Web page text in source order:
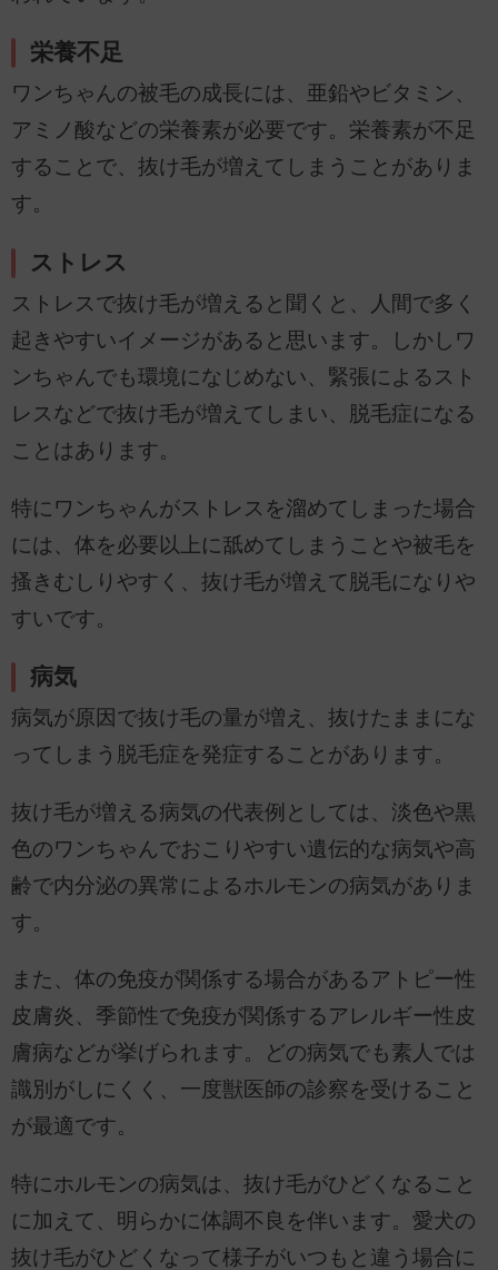
栄養不足
ワンちゃんの被毛の成長には、亜鉛やビタミン、
アミノ酸などの栄養素が必要です。栄養素が不足
することで、抜け毛が増えてしまうことがありま
す。
ストレス
ストレスで抜け毛が増えると聞くと、人間で多く
起きやすいイメージがあると思います。しかしワ
ンちゃんでも環境になじめない、緊張によるスト
レスなどで抜け毛が増えてしまい、脱毛症になる
ことはあります。
特にワンちゃんがストレスを溜めてしまった場合
には、体を必要以上に舐めてしまうことや被毛を
搔きむしりやすく、抜け毛が増えて脱毛になりや
すいです。
病気
病気が原因で抜け毛の量が増え、抜けたままにな
ってしまう脱毛症を発症することがあります。
抜け毛が増える病気の代表例としては、淡色や黒
色のワンちゃんでおこりやすい遺伝的な病気や高
齢で内分泌の異常によるホルモンの病気がありま
す。
また、体の免疫が関係する場合があるアトピー性
皮膚炎、季節性で免疫が関係するアレルギー性皮
膚病などが挙げられます。どの病気でも素人では
識別がしにくく、一度獣医師の診察を受けること
が最適です。
特にホルモンの病気は、抜け毛がひどくなること
に加えて、明らかに体調不良を伴います。愛犬の
抜け毛がひどくなって様子がいつもと違う場合に